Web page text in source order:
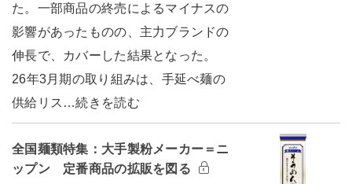
た。一部商品の終売によるマイナスの
影響があったものの、主力ブランドの
伸長で、カバーした結果となった。
26年3月期の取り組みは、手延べ麺の
供給リス…続きを読む
全国麺類特集：大手製粉メーカー＝ニ
ップン 定番商品の拡販を図る